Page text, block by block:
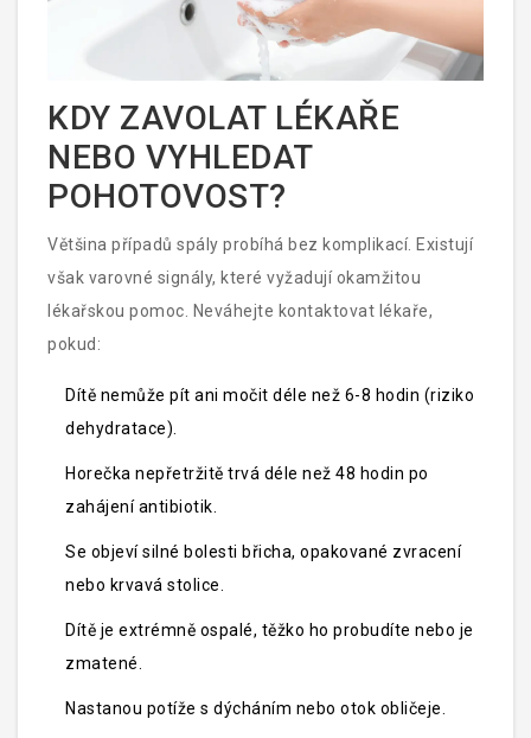
KDY ZAVOLAT LÉKAŘE
NEBO VYHLEDAT
POHOTOVOST?
Většina případů spály probíhá bez komplikací. Existují
však varovné signály, které vyžadují okamžitou
lékařskou pomoc. Neváhejte kontaktovat lékaře,
pokud:
Dítě nemůže pít ani močit déle než 6-8 hodin (riziko
dehydratace).
Horečka nepřetržitě trvá déle než 48 hodin po
zahájení antibiotik.
Se objeví silné bolesti břicha, opakované zvracení
nebo krvavá stolice.
Dítě je extrémně ospalé, těžko ho probudíte nebo je
zmatené.
Nastanou potíže s dýcháním nebo otok obličeje.